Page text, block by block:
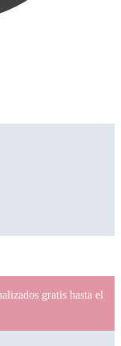
gratis hasta el